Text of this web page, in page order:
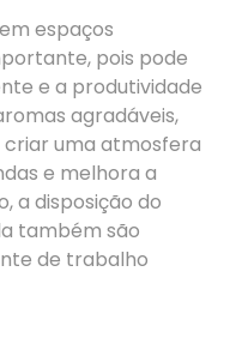
espaços
pois pode
e a produtividade
agradáveis,
criar uma atmosfera
e melhora a
a disposição do
também são
de trabalho